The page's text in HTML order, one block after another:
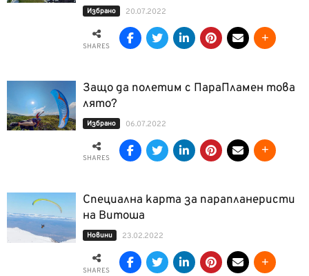
Избрано 20.07.2022
SHARES
Защо да полетим с ПараПламен това
лято?
Избрано 06.07.2022
SHARES
Специална карта за парапланеристи
на Витоша
Новини 23.02.2022
SHARES